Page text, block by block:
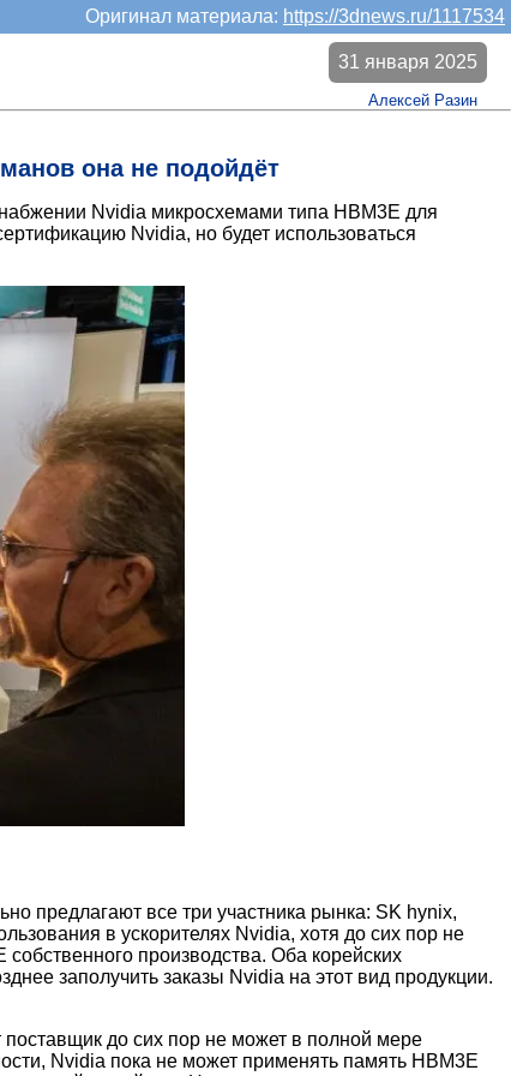
Оригинал материала: https://3dnews.ru/1117534
она не подойдёт
31 января 2025
Алексей Разин
Nvidia микросхемами типа HBM3E для
Nvidia, но будет использоваться
предлагают все три участника рынка: SK hynix,
в ускорителях Nvidia, хотя до сих пор не
производства. Оба корейских
заполучить заказы Nvidia на этот вид продукции.
до сих пор не может в полной мере
Nvidia пока не может применять память HBM3E